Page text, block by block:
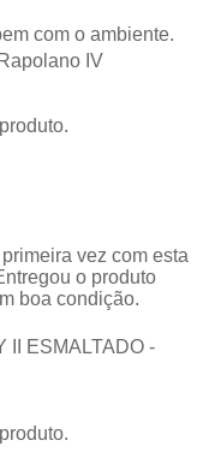
com o ambiente.
IV
vez com esta
o produto
boa condição.
II ESMALTADO -